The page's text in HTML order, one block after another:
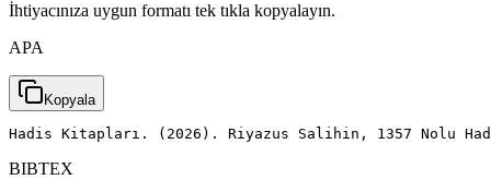
İhtiyacınıza uygun formatı tek tıkla kopyalayın.
APA
Kopyala
Hadis Kitapları. (2026). Riyazus Salihin, 1357 Nolu
BIBTEX